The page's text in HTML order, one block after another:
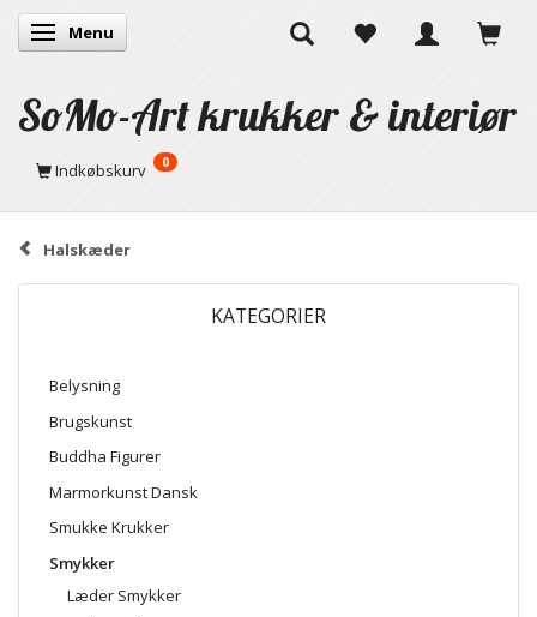
Skifte navigation
Menu
SoMo-Art krukker & interiør
Indkøbskurv 0
Halskæder
KATEGORIER
Belysning
Brugskunst
Buddha Figurer
Marmorkunst Dansk
Smukke Krukker
Smykker
Læder Smykker